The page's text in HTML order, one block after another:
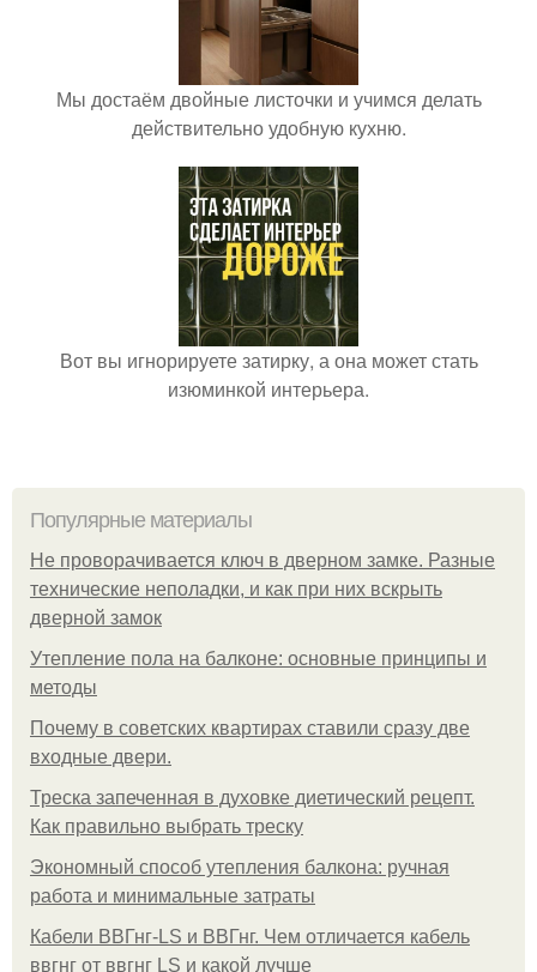
Мы достаём двойные листочки и учимся делать
действительно удобную кухню.
Вот вы игнорируете затирку, а она может стать
изюминкой интерьера.
Популярные материалы
Не проворачивается ключ в дверном замке. Разные
технические неполадки, и как при них вскрыть
дверной замок
Утепление пола на балконе: основные принципы и
методы
Почему в советских квартирах ставили сразу две
входные двери.
Треска запеченная в духовке диетический рецепт.
Как правильно выбрать треску
Экономный способ утепления балкона: ручная
работа и минимальные затраты
Кабели ВВГнг-LS и ВВГнг. Чем отличается кабель
ввгнг от ввгнг LS и какой лучше